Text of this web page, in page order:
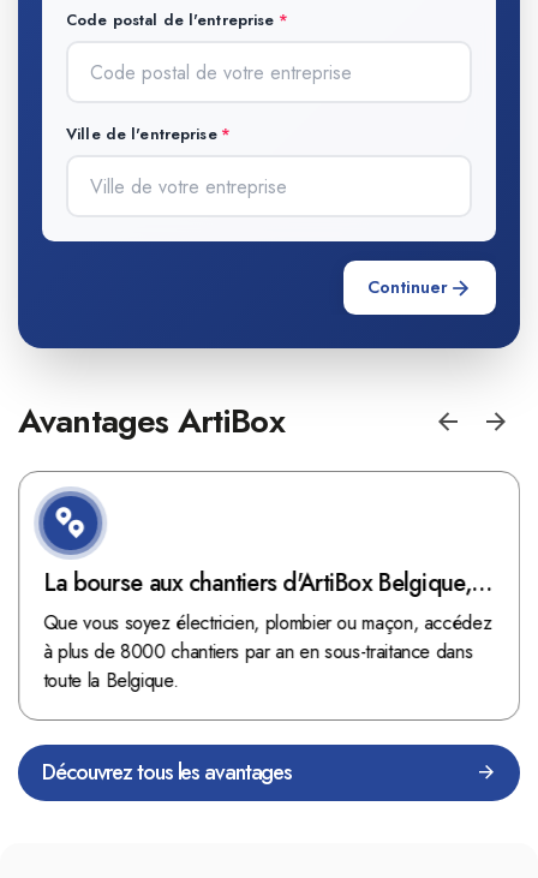
Code postal de l'entreprise
Ville de l'entreprise
Continuer
Avantages ArtiBox
La bourse aux chantiers d'ArtiBox Belgique,
véritable mine d'or !
Que vous soyez électricien, plombier ou maçon, accédez
à plus de 8000 chantiers par an en sous-traitance dans
toute la Belgique.
Découvrez tous les avantages